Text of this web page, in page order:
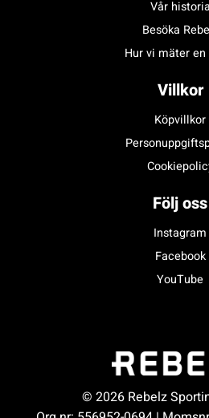
Vår historia
Besöka
Hur vi mäter
Villkor
Köpvillkor
Följ oss
Instagram
Facebook
YouTube
© 2026 Rebelz